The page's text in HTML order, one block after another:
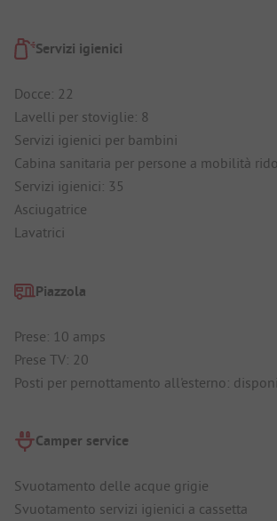
Servizi igienici
Docce: 22
Lavelli per stoviglie: 8
Servizi igienici per bambini
Cabina sanitaria per persone a mobilità
Servizi igienici: 35
Asciugatrice
Lavatrici
Piazzola
Prese: 10 amps
Prese TV: 20
Posti per pernottamento all'esterno:
Camper service
Svuotamento delle acque grigie
Svuotamento servizi igienici a cassetta